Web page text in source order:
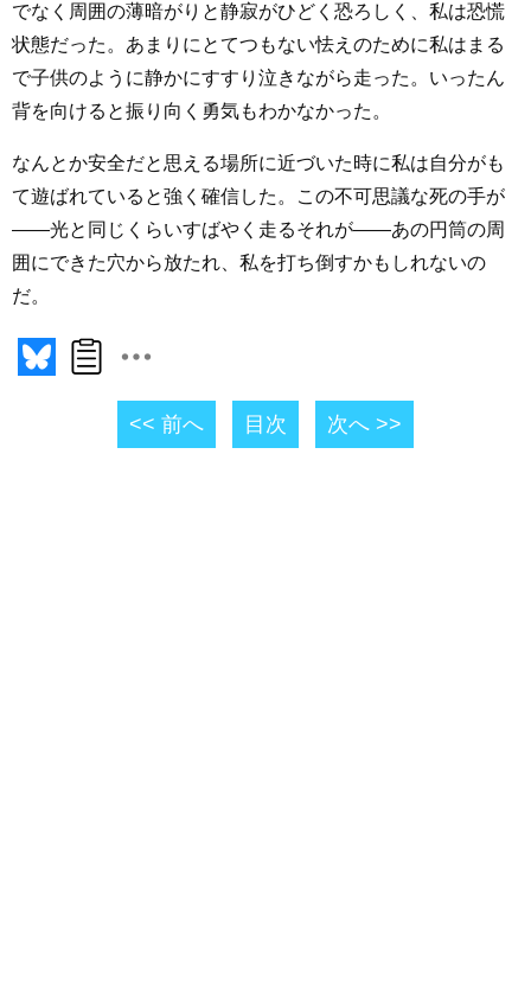
でなく周囲の薄暗がりと静寂がひどく恐ろしく、私は恐慌
状態だった。あまりにとてつもない怯えのために私はまる
で子供のように静かにすすり泣きながら走った。いったん
背を向けると振り向く勇気もわかなかった。
なんとか安全だと思える場所に近づいた時に私は自分がも
て遊ばれていると強く確信した。この不可思議な死の手が
――光と同じくらいすばやく走るそれが――あの円筒の周
囲にできた穴から放たれ、私を打ち倒すかもしれないの
だ。
<< 前へ 目次 次へ >>